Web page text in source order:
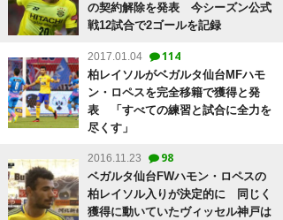
の契約解除を発表 今シーズン公式
戦12試合で2ゴールを記録
2017.01.04 114
柏レイソルがベガルタ仙台MFハモ
ン・ロペスを完全移籍で獲得と発
表 「すべての練習と試合に全力を
尽くす」
2016.11.23 98
ベガルタ仙台FWハモン・ロペスの
柏レイソル入りが決定的に 同じく
獲得に動いていたヴィッセル神戸は